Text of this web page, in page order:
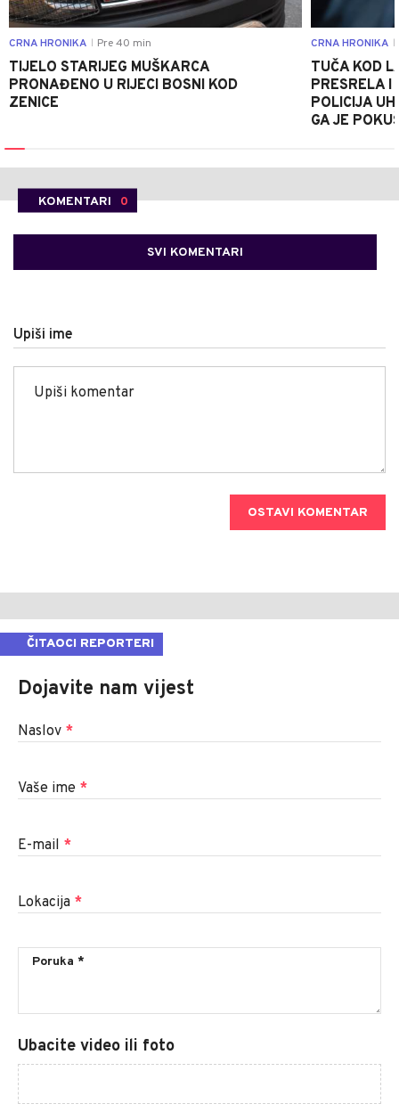
CRNA HRONIKA Pre 40 min
TIJELO STARIJEG MUŠKARCA
PRONAĐENO U RIJECI BOSNI KOD
ZENICE
CRNA HRONIKA
TUČA KOD
PRESRELA I
POLICIJA
GA JE
KOMENTARI 0
SVI KOMENTARI
Upiši ime
OSTAVI KOMENTAR
ČITAOCI REPORTERI
Dojavite nam vijest
Naslov *
Vaše ime *
E-mail *
Lokacija *
Ubacite video ili foto